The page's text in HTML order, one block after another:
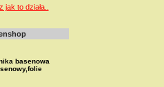
jak to działa..
basenowa